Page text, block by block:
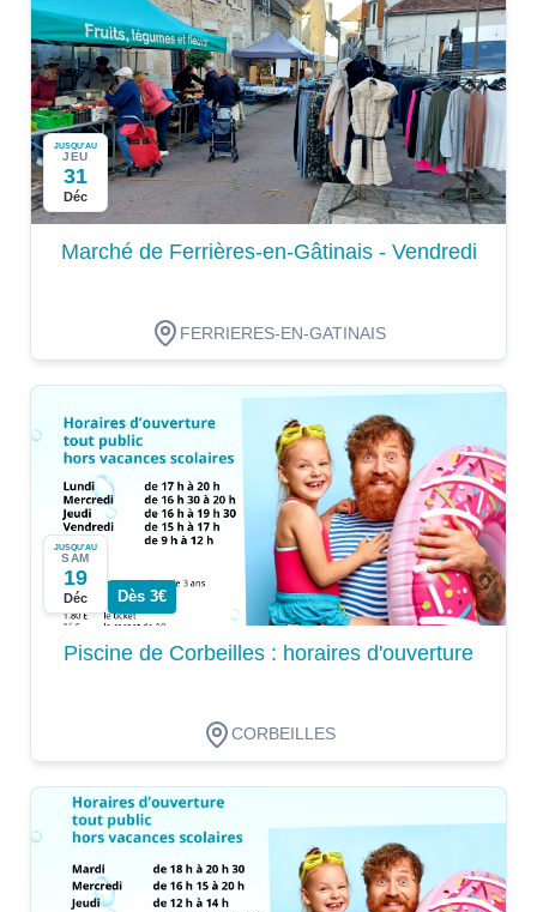
JUSQU'AU
JEU
31
Déc
Marché de Ferrières-en-Gâtinais - Vendredi
FERRIERES-EN-GATINAIS
JUSQU'AU
SAM
19
Déc Dès 3€
Piscine de Corbeilles : horaires d'ouverture
CORBEILLES